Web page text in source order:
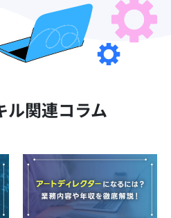
ル関連コラム